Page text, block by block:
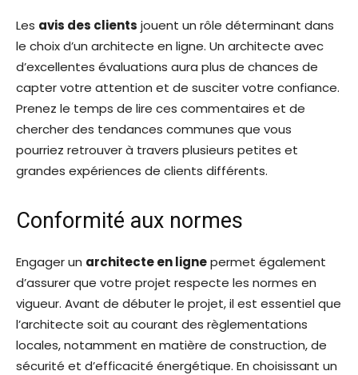
Les avis des clients jouent un rôle déterminant dans
le choix d’un architecte en ligne. Un architecte avec
d’excellentes évaluations aura plus de chances de
capter votre attention et de susciter votre confiance.
Prenez le temps de lire ces commentaires et de
chercher des tendances communes que vous
pourriez retrouver à travers plusieurs petites et
grandes expériences de clients différents.
Conformité aux normes
Engager un architecte en lignepermet également
d’assurer que votre projet respecte les normes en
vigueur. Avant de débuter le projet, il est essentiel que
l’architecte soit au courant des règlementations
locales, notamment en matière de construction, de
sécurité et d’efficacité énergétique. En choisissant un